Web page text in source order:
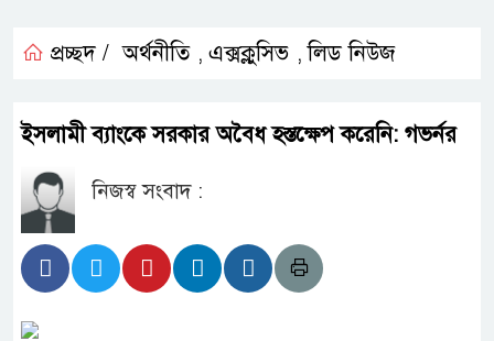
প্রচ্ছদ / অর্থনীতি , এক্সক্লুসিভ ,লিড নিউজ
ইসলামী ব্যাংকে সরকার অবৈধ হস্তক্ষেপ করেনি: গভর্নর
নিজস্ব সংবাদ :